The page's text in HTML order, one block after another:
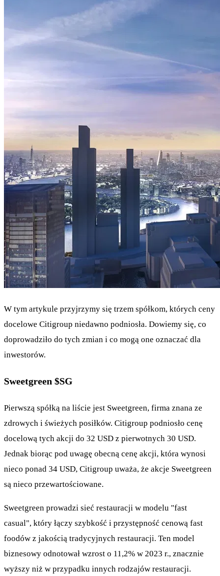
W tym artykule przyjrzymy się trzem spółkom, których ceny
docelowe Citigroup niedawno podniosła. Dowiemy się, co
doprowadziło do tych zmian i co mogą one oznaczać dla
inwestorów.
Sweetgreen $SG
Pierwszą spółką na liście jest Sweetgreen, firma znana ze
zdrowych i świeżych posiłków. Citigroup podniosło cenę
docelową tych akcji do 32 USD z pierwotnych 30 USD.
Jednak biorąc pod uwagę obecną cenę akcji, która wynosi
nieco ponad 34 USD, Citigroup uważa, że akcje Sweetgreen
są nieco przewartościowane.
Sweetgreen prowadzi sieć restauracji w modelu "fast
casual", który łączy szybkość i przystępność cenową fast
foodów z jakością tradycyjnych restauracji. Ten model
biznesowy odnotował wzrost o 11,2% w 2023 r., znacznie
wyższy niż w przypadku innych rodzajów restauracji.